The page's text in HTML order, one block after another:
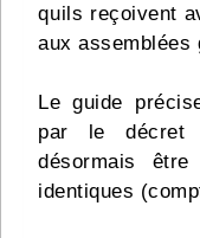
Nous
quils reçoivent
aux assemblées
Le guide
par le décret
désormais
identiques